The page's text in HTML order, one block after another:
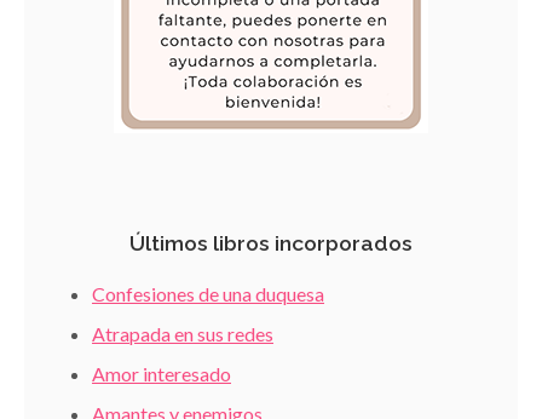
Últimos libros incorporados
Confesiones de una duquesa
Atrapada en sus redes
Amor interesado
Amantes y enemigos